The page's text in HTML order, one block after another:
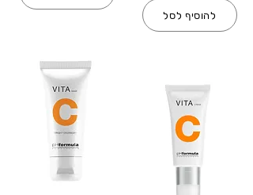
להוסיף לסל